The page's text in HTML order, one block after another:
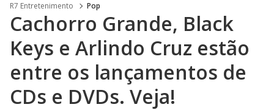
R7 Entretenimento Pop
Cachorro Grande, Black
Keys e Arlindo Cruz estão
entre os lançamentos de
CDs e DVDs. Veja!